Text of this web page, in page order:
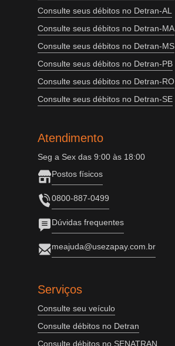
Consulte seus débitos no Detran-AL
Consulte seus débitos no Detran-MA
Consulte seus débitos no Detran-MS
Consulte seus débitos no Detran-PB
Consulte seus débitos no Detran-RO
Consulte seus débitos no Detran-SE
Atendimento
Seg a Sex das 9:00 às 18:00
Postos físicos
0800-887-0499
Dúvidas frequentes
meajuda@usezapay.com.br
Serviços
Consulte seu veículo
Consulte débitos no Detran
Consulte débitos no SENATRAN